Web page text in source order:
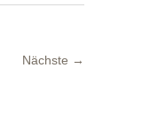
Nächste →